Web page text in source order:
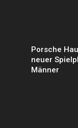
Porsche
neuer
Männer